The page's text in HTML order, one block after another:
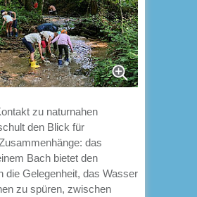
zu naturnahen
den Blick für
das
Bach bietet den
die Gelegenheit, das Wasser
zu spüren, zwischen